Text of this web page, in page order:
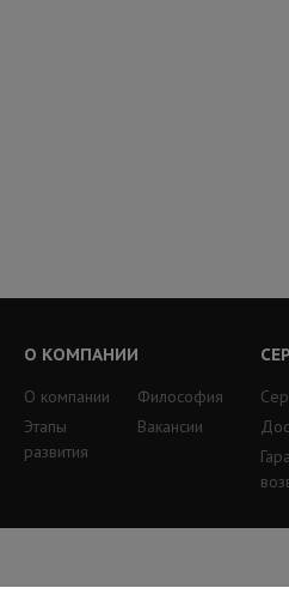
О КОМПАНИИ
О компании
Этапы
развития
Философия
Вакансии